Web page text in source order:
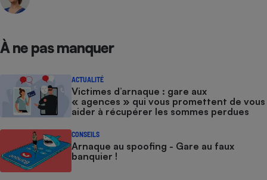
À ne pas manquer
ACTUALITÉ
Victimes d’arnaque : gare aux
« agences » qui vous promettent de vous
aider à récupérer les sommes perdues
CONSEILS
Arnaque au spoofing - Gare au faux
banquier !